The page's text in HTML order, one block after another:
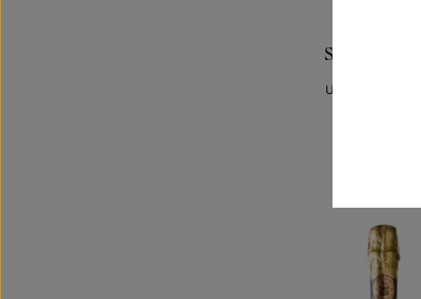
Unikátní archivní